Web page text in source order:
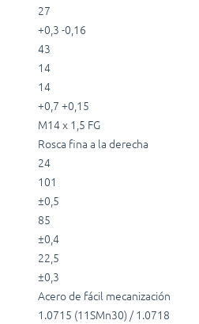
27
+0,3 -0,16
43
14
14
+0,7 +0,15
M14 x 1,5 FG
Rosca fina a la derecha
24
101
±0,5
85
±0,4
22,5
±0,3
Acero de fácil mecanización
1.0715 (11SMn30) / 1.0718